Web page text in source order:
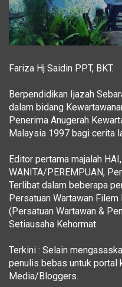
Fariza Hj Saidin PPT, BKT.
Berpendidikan Ijazah
dalam bidang
Penerima Anugerah
Malaysia 1997 bagi cerita
Editor pertama majalah
WANITA/PEREMPUAN,
Terlibat dalam beberapa
Persatuan Wartawan
(Persatuan Wartawan &
Setiausaha Kehormat.
Terkini : Selain
penulis bebas untuk portal
Media/Bloggers.